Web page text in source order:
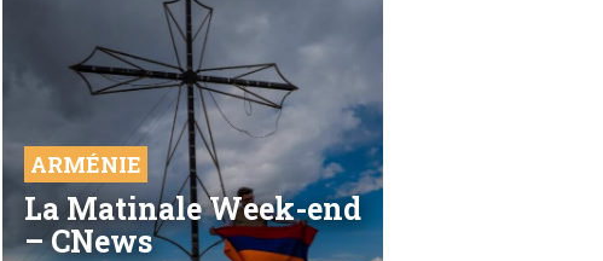
ARMÉNIE
La Matinale Week-end
– CNews